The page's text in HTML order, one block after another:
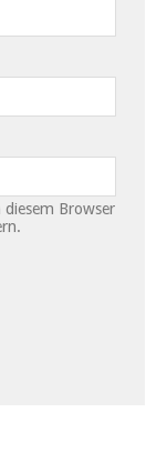
diesem Browser